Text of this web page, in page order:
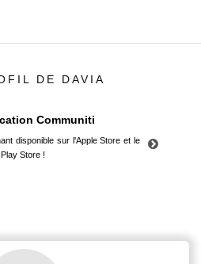
DE DAVIA
Communiti
disponible sur l'Apple Store et le
Store !
Store !